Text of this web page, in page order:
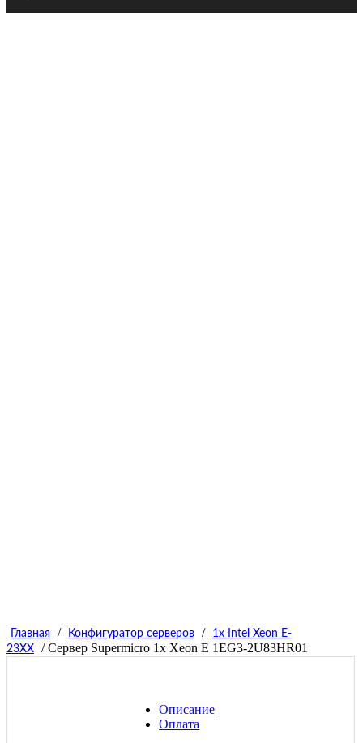
Главная / Конфигуратор серверов /
1x Intel Xeon E-
23XX
/ Сервер Supermicro 1x Xeon E 1EG3-2U83HR01
Описание
Оплата